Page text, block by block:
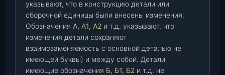
указывают, что в конструкцию детали или
сборочной единицы были внесены изменения.
Обозначения А, А1, А2 и т.д. указывают, что
изменения детали сохраняют
взаимозаменяемость с основной деталью не
имеющей буквы) и между собой. Детали
имеющие обозначения Б, Б1, Б2 и т.д. не